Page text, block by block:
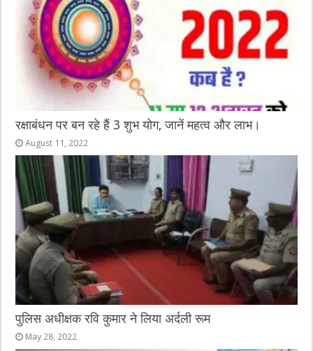
रक्षाबंधन पर बन रहे हैं 3 शुभ योग, जानें महत्व और लाभ।
August 11, 2022
पुलिस अधीक्षक रवि कुमार ने लिया अर्दली रूम
May 28, 2022